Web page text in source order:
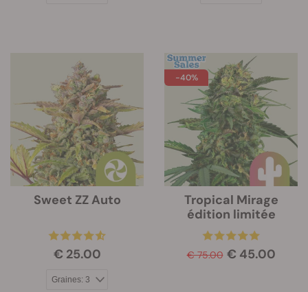
Sweet ZZ Auto
€ 25.00
-40%
Tropical Mirage
édition limitée
€ 75.00 € 45.00